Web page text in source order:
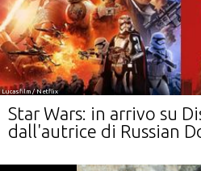
Lucasfilm / Netflix
Star Wars: in arrivo su
dall'autrice di Russian